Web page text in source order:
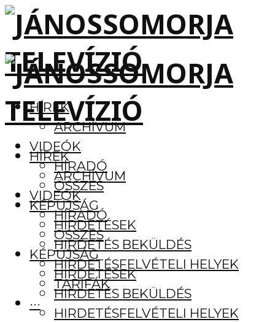
HÍREK
ARCHÍVUM
VIDEÓK
HÍRADÓ
ÖSSZES
KÉPÚJSÁG
HIRDETÉSEK
HIRDETÉS BEKÜLDÉS
HIRDETÉSFELVÉTELI HELYEK
TARIFÁK
···
HÍREK
ARCHÍVUM
VIDEÓK
HÍRADÓ
ÖSSZES
KÉPÚJSÁG
HIRDETÉSEK
HIRDETÉS BEKÜLDÉS
HIRDETÉSFELVÉTELI HELYEK